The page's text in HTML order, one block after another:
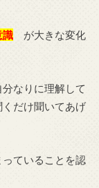
識が大きな変化
なりに理解して
だけ聞いてあげ
ていることを認